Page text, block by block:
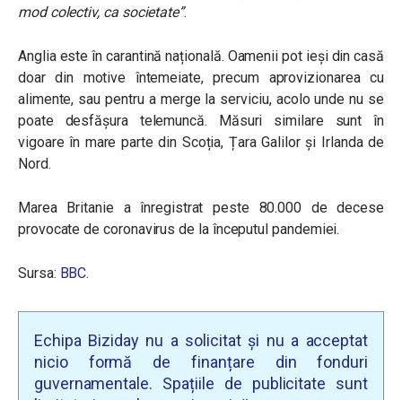
mod colectiv, ca societate”.
Anglia este în carantină națională. Oamenii pot ieși din casă
doar din motive întemeiate, precum aprovizionarea cu
alimente, sau pentru a merge la serviciu, acolo unde nu se
poate desfășura telemuncă. Măsuri similare sunt în
vigoare în mare parte din Scoția, Țara Galilor și Irlanda de
Nord.
Marea Britanie a înregistrat peste 80.000 de decese
provocate de coronavirus de la începutul pandemiei.
Sursa: BBC.
Echipa Biziday nu a solicitat și nu a acceptat
nicio formă de finanțare din fonduri
guvernamentale. Spațiile de publicitate sunt